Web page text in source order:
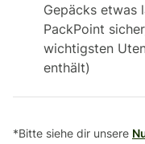
Gepäcks etwas
PackPoint
wichtigsten
enthält)
*Bitte siehe dir unsere